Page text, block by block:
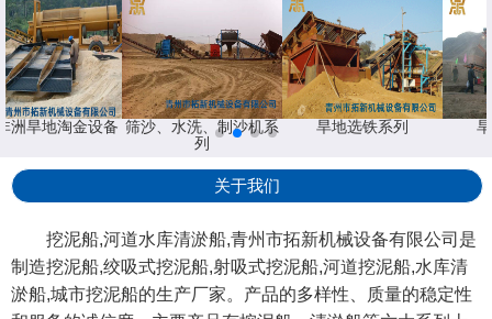
洲旱地淘金设备 筛沙、水洗、制沙机系
列
旱地选铁系列
关于我们
挖泥船,河道水库清淤船,青州市拓新机械设备有限公司是
制造挖泥船,绞吸式挖泥船,射吸式挖泥船,河道挖泥船,水库清
淤船,城市挖泥船的生产厂家。产品的多样性、质量的稳定性